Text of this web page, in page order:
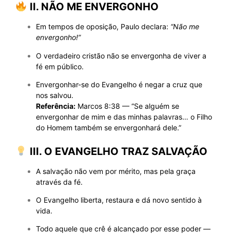
II. NÃO ME ENVERGONHO
Em tempos de oposição, Paulo declara: “Não me
envergonho!”
O verdadeiro cristão não se envergonha de viver a
fé em público.
Envergonhar-se do Evangelho é negar a cruz que
nos salvou.
Referência: Marcos 8:38 — “Se alguém se
envergonhar de mim e das minhas palavras… o Filho
do Homem também se envergonhará dele.”
III. O EVANGELHO TRAZ SALVAÇÃO
A salvação não vem por mérito, mas pela graça
através da fé.
O Evangelho liberta, restaura e dá novo sentido à
vida.
Todo aquele que crê é alcançado por esse poder —